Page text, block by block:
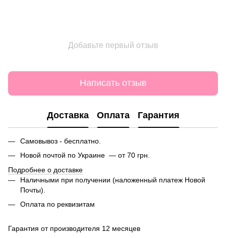
Добавьте первый отзыв
Написать отзыв
Доставка Оплата Гарантия
Самовывоз - бесплатно.
Новой почтой по Украине — от 70 грн.
Подробнее о доставке
Наличными при получении (наложенный платеж Новой
Почты).
Оплата по реквизитам
Гарантия от производителя 12 месяцев